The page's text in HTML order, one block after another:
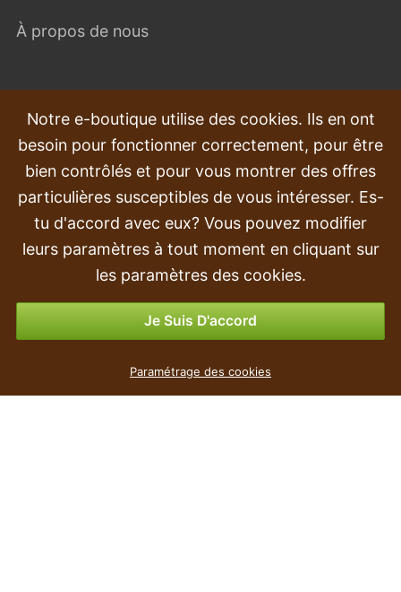
À propos de nous
QUESTIONS FRÉQUEMMENT POSÉES
Plaintes
Transport et livraison
Commande
Retours et remboursements
Options de paiement
Notre e-boutique utilise des cookies. Ils en ont
besoin pour fonctionner correctement, pour être
bien contrôlés et pour vous montrer des offres
particulières susceptibles de vous intéresser. Es-
tu d'accord avec eux? Vous pouvez modifier
leurs paramètres à tout moment en cliquant sur
les paramètres des cookies.
Je Suis D'accord
Paramétrage des cookies